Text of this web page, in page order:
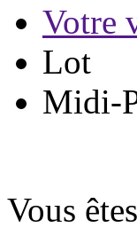
Votre
Lot
Midi-
Vous